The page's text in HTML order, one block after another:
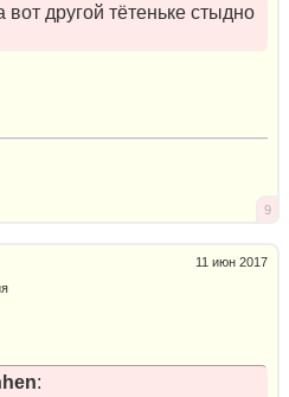
другой тётеньке стыдно
9
11 июн 2017
: